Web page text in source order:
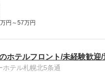
円～57万円
ホテルフロント/未経験歓迎
ホテル札幌北5条通